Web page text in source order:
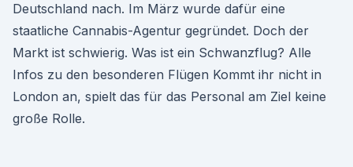
Deutschland nach. Im März wurde dafür eine
staatliche Cannabis-Agentur gegründet. Doch der
Markt ist schwierig. Was ist ein Schwanzflug? Alle
Infos zu den besonderen Flügen Kommt ihr nicht in
London an, spielt das für das Personal am Ziel keine
große Rolle.